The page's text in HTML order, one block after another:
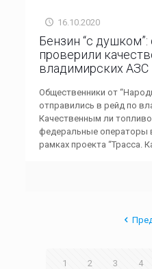
16.10.2020
Бензин “с
проверили
владимирских АЗС
Общественники от
отправились в рейд по
Качественным ли
федеральные операторы
рамках проекта “Трасса.
1 2 3 4